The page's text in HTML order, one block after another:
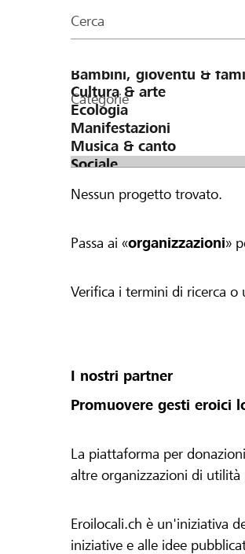
della
Cerca
Categorie
Nessun progetto trovato.
Passa ai «organizzazioni»
Verifica i termini di ricerca o
I nostri partner
Promuovere gesti eroici
La piattaforma per
altre organizzazioni di
Eroilocali.ch è un'iniziativa
iniziative e alle idee